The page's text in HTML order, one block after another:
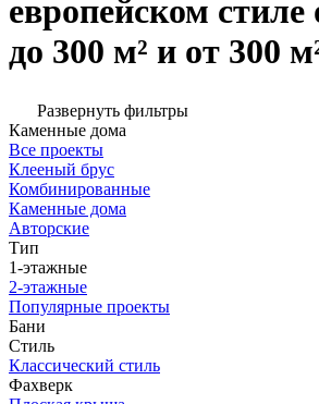
европейском стиле
до 300 м² и от 300
Развернуть фильтры
Каменные дома
Все проекты
Клееный брус
Комбинированные
Каменные дома
Авторские
Тип
1-этажные
2-этажные
Популярные проекты
Бани
Стиль
Классический стиль
Фахверк